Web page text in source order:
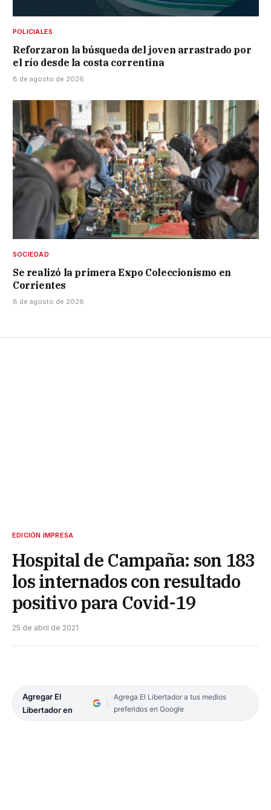
POLICIALES
Reforzaron la búsqueda del joven arrastrado por
el río desde la costa correntina
8 de agosto de 2026
SOCIEDAD
Se realizó la primera Expo Coleccionismo en
Corrientes
8 de agosto de 2026
EDICIÓN IMPRESA
Hospital de Campaña: son 183
los internados con resultado
positivo para Covid-19
25 de abril de 2021
Agregar El
Libertador en
Agrega El Libertador a tus medios
preferidos en Google